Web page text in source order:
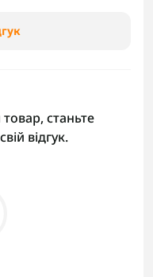
станьте
відгук.